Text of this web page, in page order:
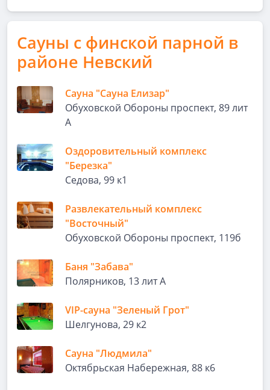
Сауны с финской парной в
районе Невский
Сауна "Сауна Елизар"
Обуховской Обороны проспект, 89 лит
А
Оздоровительный комплекс
"Березка"
Седова, 99 к1
Развлекательный комплекс
"Восточный"
Обуховской Обороны проспект, 119б
Баня "Забава"
Полярников, 13 лит А
VIP-сауна "Зеленый Грот"
Шелгунова, 29 к2
Сауна "Людмила"
Октябрьская Набережная, 88 к6